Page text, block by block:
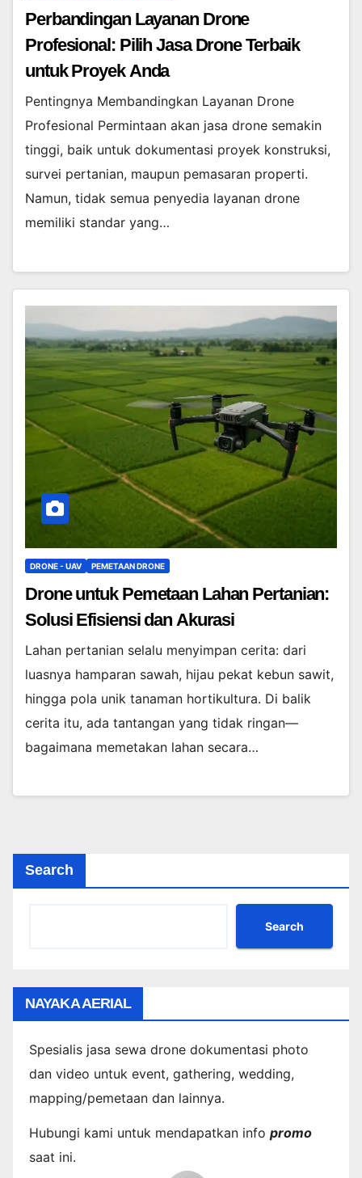
Perbandingan Layanan Drone
Profesional: Pilih Jasa Drone Terbaik
untuk Proyek Anda
Pentingnya Membandingkan Layanan Drone
Profesional Permintaan akan jasa drone semakin
tinggi, baik untuk dokumentasi proyek konstruksi,
survei pertanian, maupun pemasaran properti.
Namun, tidak semua penyedia layanan drone
memiliki standar yang…
DRONE - UAV PEMETAAN DRONE
Drone untuk Pemetaan Lahan Pertanian:
Solusi Efisiensi dan Akurasi
Lahan pertanian selalu menyimpan cerita: dari
luasnya hamparan sawah, hijau pekat kebun sawit,
hingga pola unik tanaman hortikultura. Di balik
cerita itu, ada tantangan yang tidak ringan—
bagaimana memetakan lahan secara…
Search
Search
NAYAKA AERIAL
Spesialis jasa sewa drone dokumentasi photo
dan video untuk event, gathering, wedding,
mapping/pemetaan dan lainnya.
Hubungi kami untuk mendapatkan info promo
saat ini.